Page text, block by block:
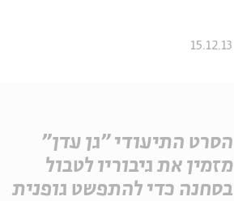
15.12.13
הסרט התיעודי "גן עדן"
מזמין את גיבוריו לטבול
בסחנה כדי להתפשט גופנית